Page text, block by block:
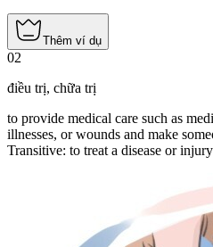
Thêm ví dụ
02
điều trị, chữa trị
to provide medical care such as
illnesses, or wounds and make
Transitive: to treat a disease or injury